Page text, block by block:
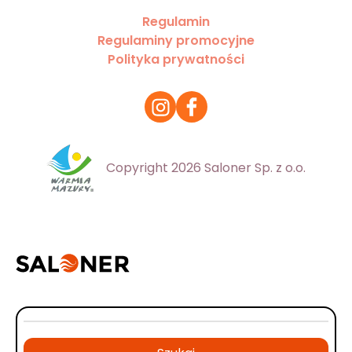
Regulamin
Regulaminy promocyjne
Polityka prywatności
Copyright 2026 Saloner Sp. z o.o.